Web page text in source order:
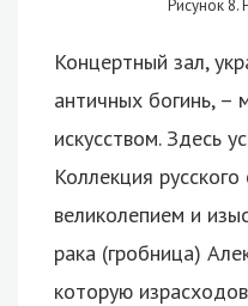
Рисунок 8.
Концертный зал,
античных богинь, –
искусством. Здесь
Коллекция
великолепием и
рака (гробница)
которую